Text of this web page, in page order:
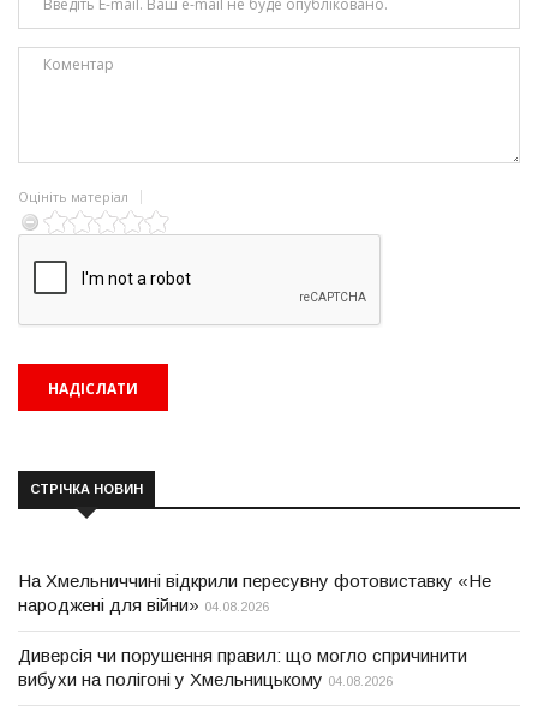
Оцініть матеріал
СТРІЧКА НОВИН
На Хмельниччині відкрили пересувну фотовиставку «Не
народжені для війни» 04.08.2026
Диверсія чи порушення правил: що могло спричинити
вибухи на полігоні у Хмельницькому 04.08.2026